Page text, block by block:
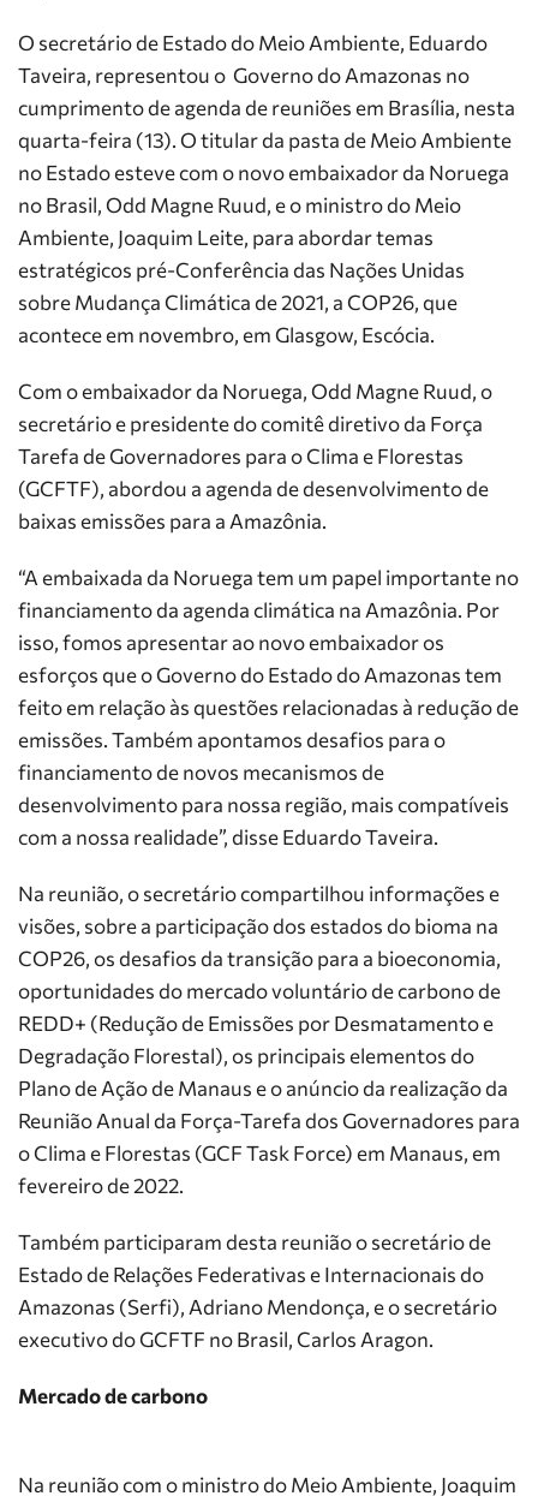
O secretário de Estado do Meio Ambiente, Eduardo
Taveira, representou o Governo do Amazonas no
cumprimento de agenda de reuniões em Brasília, nesta
quarta-feira (13). O titular da pasta de Meio Ambiente
no Estado esteve com o novo embaixador da Noruega
no Brasil, Odd Magne Ruud, e o ministro do Meio
Ambiente, Joaquim Leite, para abordar temas
estratégicos pré-Conferência das Nações Unidas
sobre Mudança Climática de 2021, a COP26, que
acontece em novembro, em Glasgow, Escócia.
Com o embaixador da Noruega, Odd Magne Ruud, o
secretário e presidente do comitê diretivo da Força
Tarefa de Governadores para o Clima e Florestas
(GCFTF), abordou a agenda de desenvolvimento de
baixas emissões para a Amazônia.
“A embaixada da Noruega tem um papel importante no
financiamento da agenda climática na Amazônia. Por
isso, fomos apresentar ao novo embaixador os
esforços que o Governo do Estado do Amazonas tem
feito em relação às questões relacionadas à redução de
emissões. Também apontamos desafios para o
financiamento de novos mecanismos de
desenvolvimento para nossa região, mais compatíveis
com a nossa realidade”, disse Eduardo Taveira.
Na reunião, o secretário compartilhou informações e
visões, sobre a participação dos estados do bioma na
COP26, os desafios da transição para a bioeconomia,
oportunidades do mercado voluntário de carbono de
REDD+ (Redução de Emissões por Desmatamento e
Degradação Florestal), os principais elementos do
Plano de Ação de Manaus e o anúncio da realização da
Reunião Anual da Força-Tarefa dos Governadores para
o Clima e Florestas (GCF Task Force) em Manaus, em
fevereiro de 2022.
Também participaram desta reunião o secretário de
Estado de Relações Federativas e Internacionais do
Amazonas (Serfi), Adriano Mendonça, e o secretário
executivo do GCFTF no Brasil, Carlos Aragon.
Mercado de carbono
Na reunião com o ministro do Meio Ambiente, Joaquim